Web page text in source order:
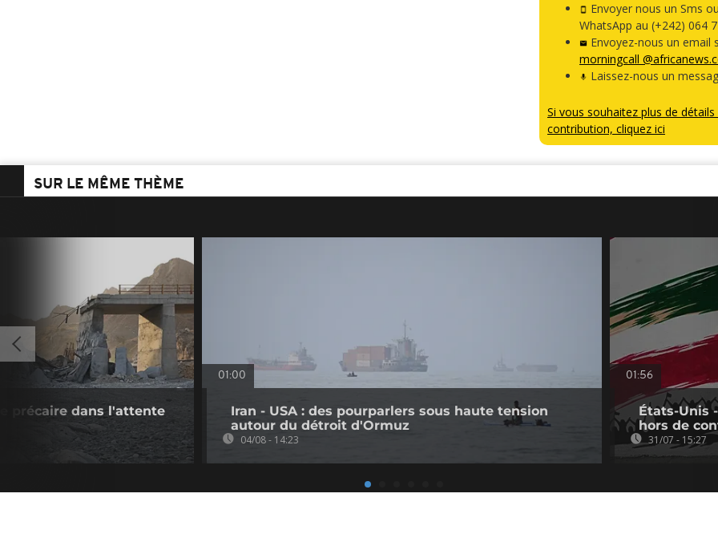
Envoyer nous un Sms ou
WhatsApp au (+242) 064
Envoyez-nous un email
morningcall
Laissez-nous un
Si vous souhaitez plus de détails
contribution, cliquez ici
SUR LE MÊME THÈME
précaire dans l'attente
01:00
Iran - USA : des pourparlers sous haute tension
autour du détroit d'Ormuz
04/08 - 14:23
01:56
États-Unis
hors de
31/07 - 15:27